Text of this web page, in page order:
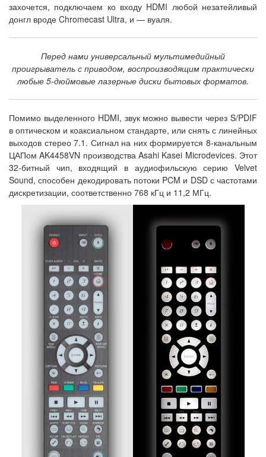
захочется, подключаем ко входу HDMI любой незатейливый
донгл вроде Chromecast Ultra, и — вуаля.
Перед нами универсальный мультимедийный
проигрыватель с приводом, воспроизводящим практически
любые 5-дюймовые лазерные диски бытовых форматов.
Помимо выделенного HDMI, звук можно вывести через S/PDIF
в оптическом и коаксиальном стандарте, или снять с линейных
выходов стерео 7.1. Сигнал на них формируется 8-канальным
ЦАПом AK4458VN производства Asahi Kasei Microdevices. Этот
32-битный чип, входящий в аудиофильскую серию Velvet
Sound, способен декодировать потоки PCM и DSD с частотами
дискретизации, соответственно 768 кГц и 11,2 МГц.